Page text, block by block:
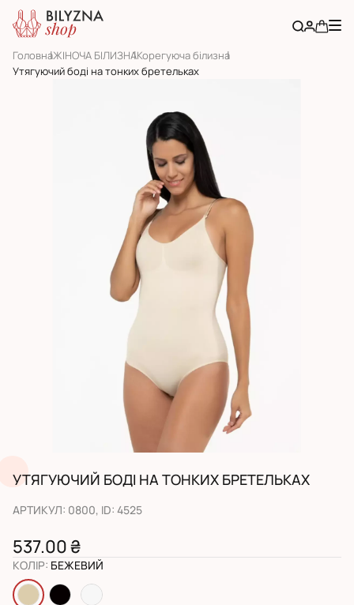
ГоловнаЖІНОЧА БІЛИЗНАКорегуюча білизна
Утягуючий боді на тонких бретельках
УТЯГУЮЧИЙ БОДІ НА ТОНКИХ БРЕТЕЛЬКАХ
АРТИКУЛ: 0800, ID: 4525
537.00 ₴
КОЛІР: БЕЖЕВИЙ